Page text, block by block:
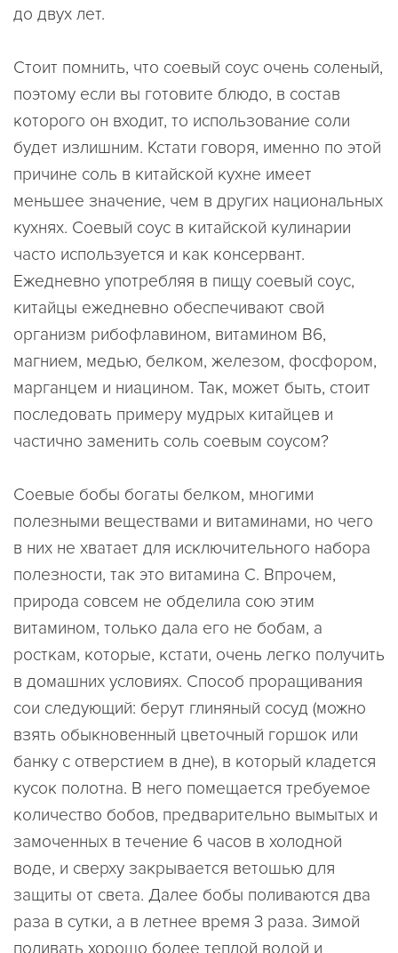
до двух лет.
Стоит помнить, что соевый соус очень соленый,
поэтому если вы готовите блюдо, в состав
которого он входит, то использование соли
будет излишним. Кстати говоря, именно по этой
причине соль в китайской кухне имеет
меньшее значение, чем в других национальных
кухнях. Соевый соус в китайской кулинарии
часто используется и как консервант.
Ежедневно употребляя в пищу соевый соус,
китайцы ежедневно обеспечивают свой
организм рибофлавином, витамином В6,
магнием, медью, белком, железом, фосфором,
марганцем и ниацином. Так, может быть, стоит
последовать примеру мудрых китайцев и
частично заменить соль соевым соусом?
Соевые бобы богаты белком, многими
полезными веществами и витаминами, но чего
в них не хватает для исключительного набора
полезности, так это витамина С. Впрочем,
природа совсем не обделила сою этим
витамином, только дала его не бобам, а
росткам, которые, кстати, очень легко получить
в домашних условиях. Способ проращивания
сои следующий: берут глиняный сосуд (можно
взять обыкновенный цветочный горшок или
банку с отверстием в дне), в который кладется
кусок полотна. В него помещается требуемое
количество бобов, предварительно вымытых и
замоченных в течение 6 часов в холодной
воде, и сверху закрывается ветошью для
защиты от света. Далее бобы поливаются два
раза в сутки, а в летнее время 3 раза. Зимой